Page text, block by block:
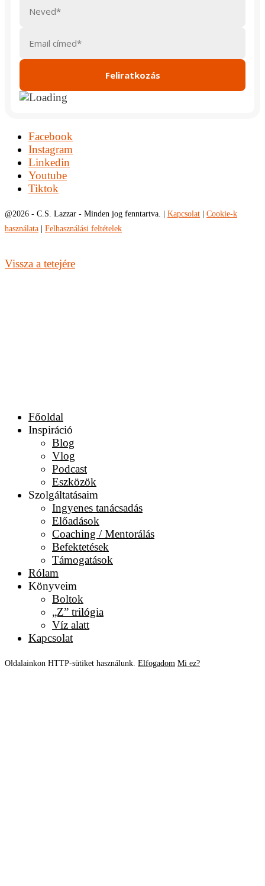
Facebook
Instagram
Linkedin
Youtube
Tiktok
@2026 - C.S. Lazzar - Minden jog fenntartva. | Kapcsolat
Cookie-k
használata
Felhasználási feltételek
Vissza a tetejére
Főoldal
Inspiráció
Blog
Vlog
Podcast
Eszközök
Szolgáltatásaim
Ingyenes tanácsadás
Előadások
Coaching / Mentorálás
Befektetések
Támogatások
Rólam
Könyveim
Boltok
„Z” trilógia
Víz alatt
Kapcsolat
Oldalainkon HTTP-sütiket használunk. Elfogadom Mi ez?